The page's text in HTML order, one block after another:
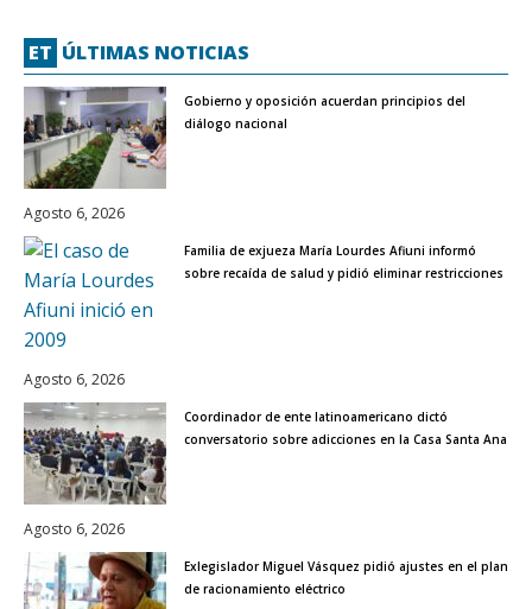
ET ÚLTIMAS NOTICIAS
Gobierno y oposición acuerdan principios del
diálogo nacional
Agosto 6, 2026
Familia de exjueza María Lourdes Afiuni informó
sobre recaída de salud y pidió eliminar restricciones
Agosto 6, 2026
Coordinador de ente latinoamericano dictó
conversatorio sobre adicciones en la Casa Santa Ana
Agosto 6, 2026
Exlegislador Miguel Vásquez pidió ajustes en el plan
de racionamiento eléctrico